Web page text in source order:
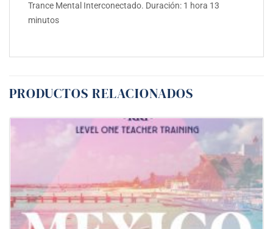
Trance Mental Interconectado. Duración: 1 hora 13
minutos
PRODUCTOS RELACIONADOS